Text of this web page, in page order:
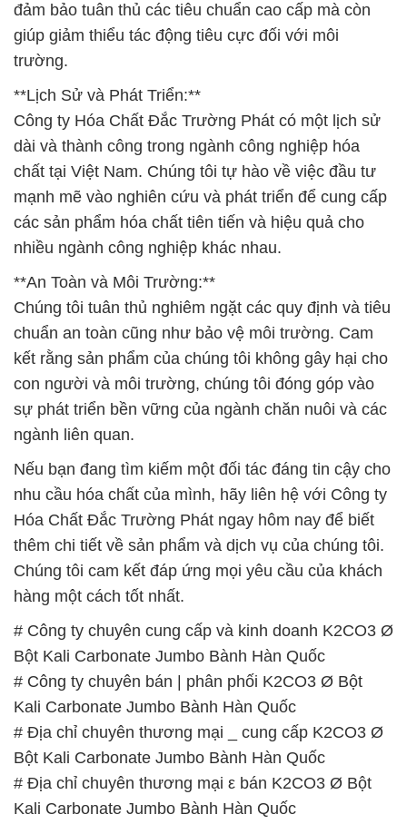
đảm bảo tuân thủ các tiêu chuẩn cao cấp mà còn
giúp giảm thiểu tác động tiêu cực đối với môi
trường.
**Lịch Sử và Phát Triển:**
Công ty Hóa Chất Đắc Trường Phát có một lịch sử
dài và thành công trong ngành công nghiệp hóa
chất tại Việt Nam. Chúng tôi tự hào về việc đầu tư
mạnh mẽ vào nghiên cứu và phát triển để cung cấp
các sản phẩm hóa chất tiên tiến và hiệu quả cho
nhiều ngành công nghiệp khác nhau.
**An Toàn và Môi Trường:**
Chúng tôi tuân thủ nghiêm ngặt các quy định và tiêu
chuẩn an toàn cũng như bảo vệ môi trường. Cam
kết rằng sản phẩm của chúng tôi không gây hại cho
con người và môi trường, chúng tôi đóng góp vào
sự phát triển bền vững của ngành chăn nuôi và các
ngành liên quan.
Nếu bạn đang tìm kiếm một đối tác đáng tin cậy cho
nhu cầu hóa chất của mình, hãy liên hệ với Công ty
Hóa Chất Đắc Trường Phát ngay hôm nay để biết
thêm chi tiết về sản phẩm và dịch vụ của chúng tôi.
Chúng tôi cam kết đáp ứng mọi yêu cầu của khách
hàng một cách tốt nhất.
# Công ty chuyên cung cấp và kinh doanh K2CO3 Ø
Bột Kali Carbonate Jumbo Bành Hàn Quốc
# Công ty chuyên bán | phân phối K2CO3 Ø Bột
Kali Carbonate Jumbo Bành Hàn Quốc
# Địa chỉ chuyên thương mại _ cung cấp K2CO3 Ø
Bột Kali Carbonate Jumbo Bành Hàn Quốc
# Địa chỉ chuyên thương mại ε bán K2CO3 Ø Bột
Kali Carbonate Jumbo Bành Hàn Quốc